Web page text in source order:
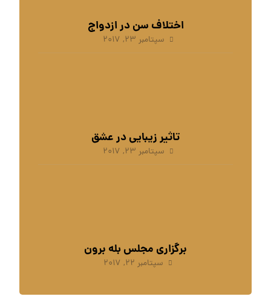
اختلاف سن در ازدواج
سپتامبر ۲۳, ۲۰۱۷
تاثیر زیبایی در عشق
سپتامبر ۲۳, ۲۰۱۷
برگزاری مجلس بله برون
سپتامبر ۲۲, ۲۰۱۷